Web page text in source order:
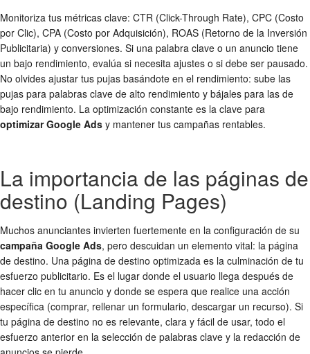
Monitoriza tus métricas clave: CTR (Click-Through Rate), CPC (Costo
por Clic), CPA (Costo por Adquisición), ROAS (Retorno de la Inversión
Publicitaria) y conversiones. Si una palabra clave o un anuncio tiene
un bajo rendimiento, evalúa si necesita ajustes o si debe ser pausado.
No olvides ajustar tus pujas basándote en el rendimiento: sube las
pujas para palabras clave de alto rendimiento y bájales para las de
bajo rendimiento. La optimización constante es la clave para
optimizar Google Ads y mantener tus campañas rentables.
La importancia de las páginas de
destino (Landing Pages)
Muchos anunciantes invierten fuertemente en la configuración de su
campaña Google Ads, pero descuidan un elemento vital: la página
de destino. Una página de destino optimizada es la culminación de tu
esfuerzo publicitario. Es el lugar donde el usuario llega después de
hacer clic en tu anuncio y donde se espera que realice una acción
específica (comprar, rellenar un formulario, descargar un recurso). Si
tu página de destino no es relevante, clara y fácil de usar, todo el
esfuerzo anterior en la selección de palabras clave y la redacción de